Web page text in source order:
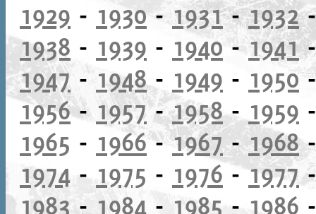
1929 - 1930- 1931-1932
1938 - 1939 - 1940-1941
1947 - 1948- 1949 - 1950
1956- 1957-1958- 1959
1965 - 1966-1967-1968
1974 - 1975 - 1976 -1977
1983- 1984 - 1985 - 1986